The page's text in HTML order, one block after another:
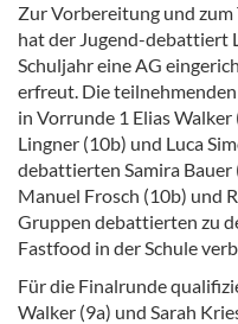
Zur Vorbereitung und
hat der Jugend-debattiert
Schuljahr eine AG
erfreut. Die
in Vorrunde 1 Elias Walker
Lingner (10b) und Luca
debattierten Samira Bauer
Manuel Frosch (10b) und
Gruppen debattierten zu
Fastfood in der Schule
Für die Finalrunde
Walker (9a) und Sarah